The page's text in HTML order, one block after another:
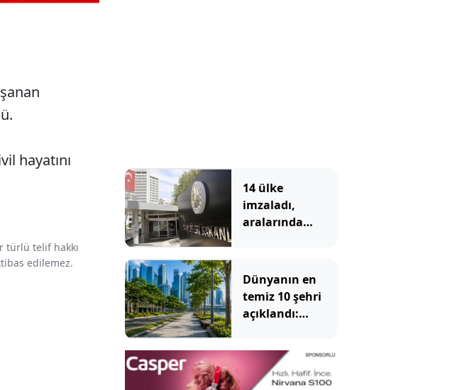
hayatını
türlü telif hakkı
edilemez.
14 ülke
imzaladı,
aralarında
Dünyanın en
temiz 10 şehri
açıklandı:
çöp görmek
neredeyse
imkansız